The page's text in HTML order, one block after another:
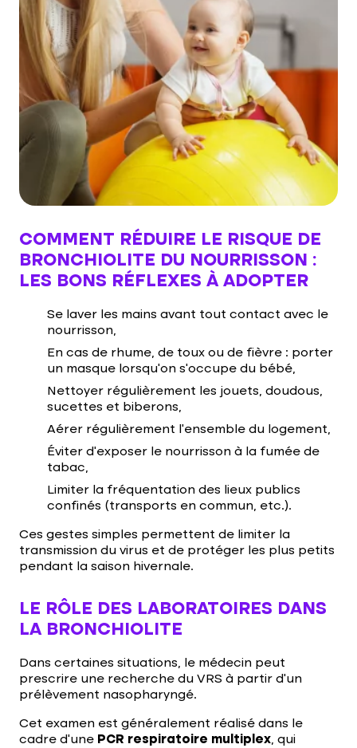
COMMENT RÉDUIRE LE RISQUE DE
BRONCHIOLITE DU NOURRISSON :
LES BONS RÉFLEXES À ADOPTER
Se laver les mains avant tout contact avec le
nourrisson,
En cas de rhume, de toux ou de fièvre : porter
un masque lorsqu’on s’occupe du bébé,
Nettoyer régulièrement les jouets, doudous,
sucettes et biberons,
Aérer régulièrement l’ensemble du logement,
Éviter d’exposer le nourrisson à la fumée de
tabac,
Limiter la fréquentation des lieux publics
confinés (transports en commun, etc.).
Ces gestes simples permettent de limiter la
transmission du virus et de protéger les plus petits
pendant la saison hivernale.
LE RÔLE DES LABORATOIRES DANS
LA BRONCHIOLITE
Dans certaines situations, le médecin peut
prescrire une recherche du VRS à partir d’un
prélèvement nasopharyngé.
Cet examen est généralement réalisé dans le
cadre d’une PCR respiratoire multiplex, qui